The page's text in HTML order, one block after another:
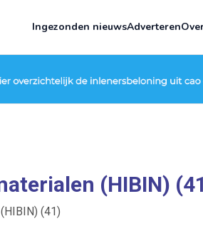
Ingezonden nieuwsAdverteren
(HIBIN)
(41)